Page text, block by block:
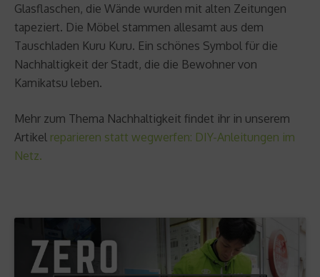
Glasflaschen, die Wände wurden mit alten Zeitungen
tapeziert. Die Möbel stammen allesamt aus dem
Tauschladen Kuru Kuru. Ein schönes Symbol für die
Nachhaltigkeit der Stadt, die die Bewohner von
Kamikatsu leben.
Mehr zum Thema Nachhaltigkeit findet ihr in unserem
Artikel reparieren statt wegwerfen: DIY-Anleitungen im
Netz.